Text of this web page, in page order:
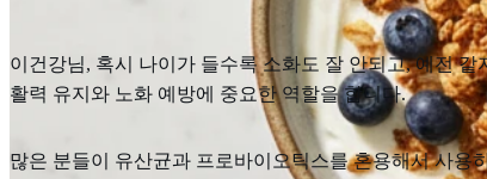
이건강님, 혹시 나이가 들수록 소화도 잘 안되고, 예전
활력 유지와 노화 예방에 중요한 역할을 합니다.
많은 분들이 유산균과 프로바이오틱스를 혼용해서 사용